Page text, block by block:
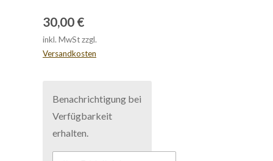
30,00 €
inkl. MwSt zzgl.
Versandkosten
Benachrichtigung bei
Verfügbarkeit
erhalten.